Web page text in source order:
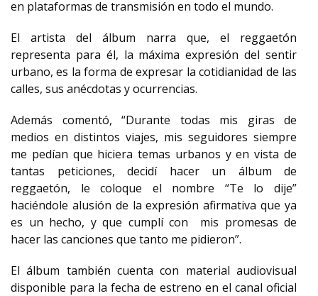
en plataformas de transmisión en todo el mundo.
El artista del álbum narra que, el reggaetón
representa para él, la máxima expresión del sentir
urbano, es la forma de expresar la cotidianidad de las
calles, sus anécdotas y ocurrencias.
Además comentó, “Durante todas mis giras de
medios en distintos viajes, mis seguidores siempre
me pedían que hiciera temas urbanos y en vista de
tantas peticiones, decidí hacer un álbum de
reggaetón, le coloque el nombre “Te lo dije”
haciéndole alusión de la expresión afirmativa que ya
es un hecho, y que cumplí con mis promesas de
hacer las canciones que tanto me pidieron”.
El álbum también cuenta con material audiovisual
disponible para la fecha de estreno en el canal oficial